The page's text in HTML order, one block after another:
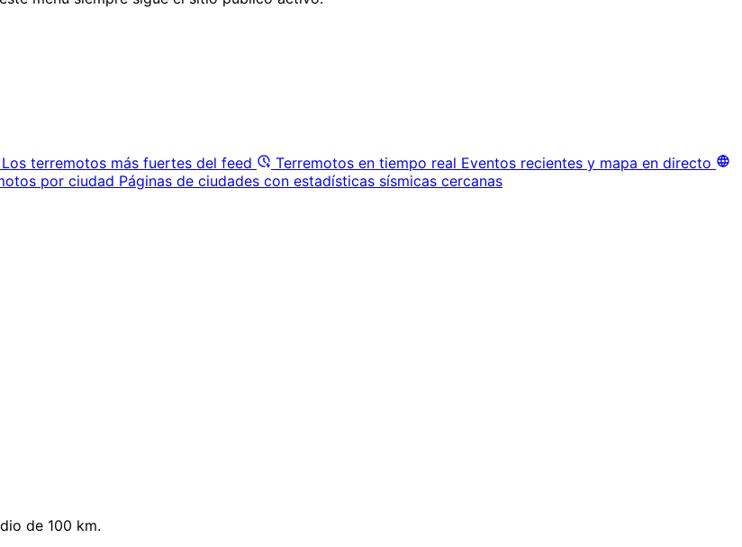
Los terremotos más fuertes del feed Terremotos en tiempo real Eventos recientes y mapa en directo
por ciudad Páginas de ciudades con estadísticas sísmicas cercanas
de 100 km.